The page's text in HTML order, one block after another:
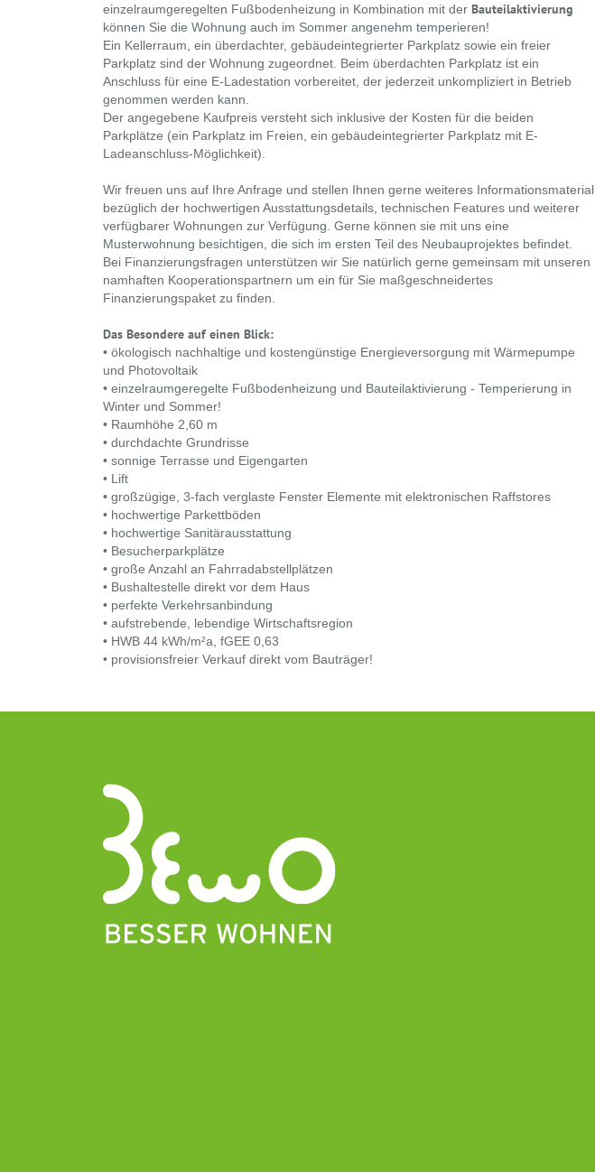
einzelraumgeregelten Fußbodenheizung in Kombination mit der Bauteilaktivierung
können Sie die Wohnung auch im Sommer angenehm temperieren!
Ein Kellerraum, ein überdachter, gebäudeintegrierter Parkplatz sowie ein freier
Parkplatz sind der Wohnung zugeordnet. Beim überdachten Parkplatz ist ein
Anschluss für eine E-Ladestation vorbereitet, der jederzeit unkompliziert in Betrieb
genommen werden kann.
Der angegebene Kaufpreis versteht sich inklusive der Kosten für die beiden
Parkplätze (ein Parkplatz im Freien, ein gebäudeintegrierter Parkplatz mit E-
Ladeanschluss-Möglichkeit).
Wir freuen uns auf Ihre Anfrage und stellen Ihnen gerne weiteres Informationsmaterial
bezüglich der hochwertigen Ausstattungsdetails, technischen Features und weiterer
verfügbarer Wohnungen zur Verfügung. Gerne können sie mit uns eine
Musterwohnung besichtigen, die sich im ersten Teil des Neubauprojektes befindet.
Bei Finanzierungsfragen unterstützen wir Sie natürlich gerne gemeinsam mit unseren
namhaften Kooperationspartnern um ein für Sie maßgeschneidertes
Finanzierungspaket zu finden.
Das Besondere auf einen Blick:
• ökologisch nachhaltige und kostengünstige Energieversorgung mit Wärmepumpe
und Photovoltaik
• einzelraumgeregelte Fußbodenheizung und Bauteilaktivierung - Temperierung in
Winter und Sommer!
• Raumhöhe 2,60 m
• durchdachte Grundrisse
• sonnige Terrasse und Eigengarten
• Lift
• großzügige, 3-fach verglaste Fenster Elemente mit elektronischen Raffstores
• hochwertige Parkettböden
• hochwertige Sanitärausstattung
• Besucherparkplätze
• große Anzahl an Fahrradabstellplätzen
• Bushaltestelle direkt vor dem Haus
• perfekte Verkehrsanbindung
• aufstrebende, lebendige Wirtschaftsregion
• HWB 44 kWh/m²a, fGEE 0,63
• provisionsfreier Verkauf direkt vom Bauträger!